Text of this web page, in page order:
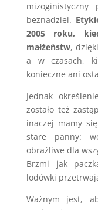
beznadziei.
2005 roku,
małżeństw,
a w czasach,
konieczne ani
Jednak
zostało też
inaczej mamy
stare panny:
obraźliwe dla
Brzmi jak
lodówki
Ważnym jest,